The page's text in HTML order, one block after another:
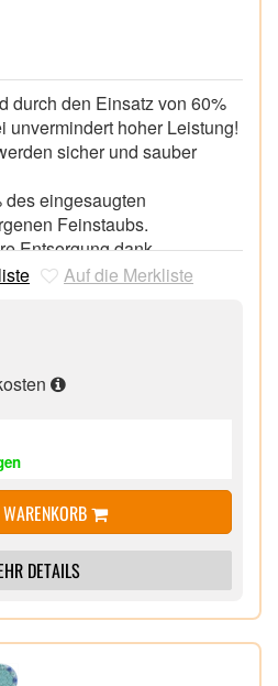
durch den Einsatz von 60%
unvermindert hoher Leistung!
sicher und sauber
eingesaugten
Feinstaubs.
Entsorgung dank
Staubverschluss.
Auf die Merkliste
DETAILS